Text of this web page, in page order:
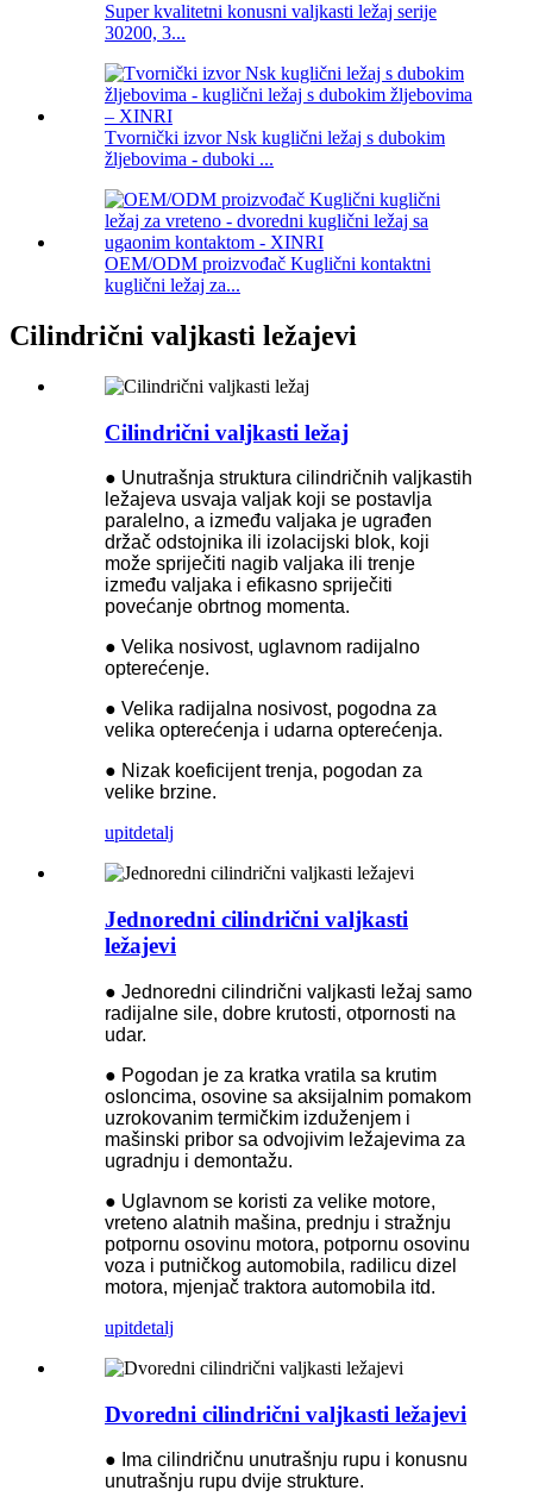
Super kvalitetni konusni valjkasti ležaj serije
30200, 3...
Tvornički izvor Nsk kuglični ležaj s dubokim
žljebovima - duboki ...
OEM/ODM proizvođač Kuglični kontaktni
kuglični ležaj za...
Cilindrični valjkasti ležajevi
Cilindrični valjkasti ležaj
● Unutrašnja struktura cilindričnih valjkastih
ležajeva usvaja valjak koji se postavlja
paralelno, a između valjaka je ugrađen
držač odstojnika ili izolacijski blok, koji
može spriječiti nagib valjaka ili trenje
između valjaka i efikasno spriječiti
povećanje obrtnog momenta.
● Velika nosivost, uglavnom radijalno
opterećenje.
● Velika radijalna nosivost, pogodna za
velika opterećenja i udarna opterećenja.
● Nizak koeficijent trenja, pogodan za
velike brzine.
upitdetalj
Jednoredni cilindrični valjkasti
ležajevi
● Jednoredni cilindrični valjkasti ležaj samo
radijalne sile, dobre krutosti, otpornosti na
udar.
● Pogodan je za kratka vratila sa krutim
osloncima, osovine sa aksijalnim pomakom
uzrokovanim termičkim izduženjem i
mašinski pribor sa odvojivim ležajevima za
ugradnju i demontažu.
● Uglavnom se koristi za velike motore,
vreteno alatnih mašina, prednju i stražnju
potpornu osovinu motora, potpornu osovinu
voza i putničkog automobila, radilicu dizel
motora, mjenjač traktora automobila itd.
upitdetalj
Dvoredni cilindrični valjkasti ležajevi
● Ima cilindričnu unutrašnju rupu i konusnu
unutrašnju rupu dvije strukture.